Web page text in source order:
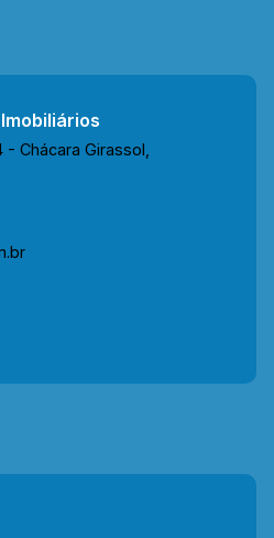
Sales e Av. de Cillo.
a equipe da Arbix Imóveis
WhatsApp e Telefone: 19
- Chácara Girassol,